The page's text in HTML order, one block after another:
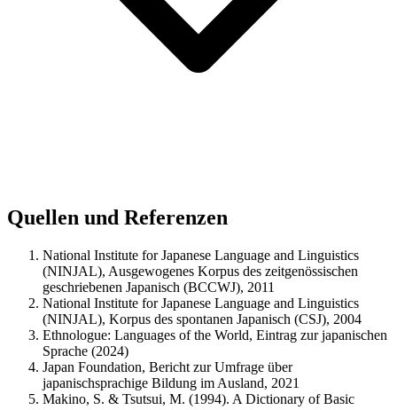
Quellen und Referenzen
National Institute for Japanese Language and Linguistics
(NINJAL), Ausgewogenes Korpus des zeitgenössischen
geschriebenen Japanisch (BCCWJ), 2011
National Institute for Japanese Language and Linguistics
(NINJAL), Korpus des spontanen Japanisch (CSJ), 2004
Ethnologue: Languages of the World, Eintrag zur japanischen
Sprache (2024)
Japan Foundation, Bericht zur Umfrage über
japanischsprachige Bildung im Ausland, 2021
Makino, S. & Tsutsui, M. (1994). A Dictionary of Basic